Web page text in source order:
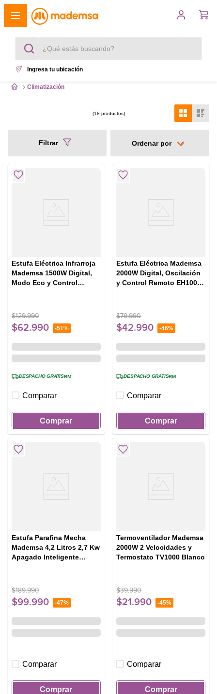
¿Qué estás buscando?
refrigerador
Ingresa tu ubicación
Climatización
18 productos
Filtrar
Estufa Eléctrica Infrarroja
Mademsa 1500W Digital,
Modo Eco y Control
$129.990
$62.990 -51%
DESPACHO GRATISRM
Comparar
Comprar
Estufa Eléctrica Mademsa
2000W Digital, Oscilación
y Control Remoto EH100
$79.990
$42.990 -46%
DESPACHO GRATISRM
Comparar
Comprar
Estufa Parafina Mecha
Mademsa 4,2 Litros 2,7 Kw
Apagado Inteligente
$189.990
$99.990 -47%
Comparar
Comprar
Termoventilador Mademsa
2000W 2 Velocidades y
Termostato TV1000 Blanco
$39.990
$21 .990 -45%
Comparar
Comprar